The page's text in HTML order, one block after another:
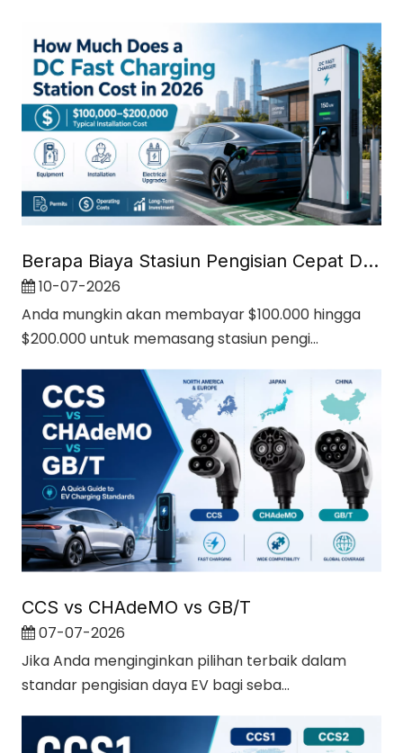
Berapa Biaya Stasiun Pengisian Cepat DC pada tahun 2026?
10-07-2026
Anda mungkin akan membayar $100.000 hingga
$200.000 untuk memasang stasiun pengi...
CCS vs CHAdeMO vs GB/T
07-07-2026
Jika Anda menginginkan pilihan terbaik dalam
standar pengisian daya EV bagi seba...